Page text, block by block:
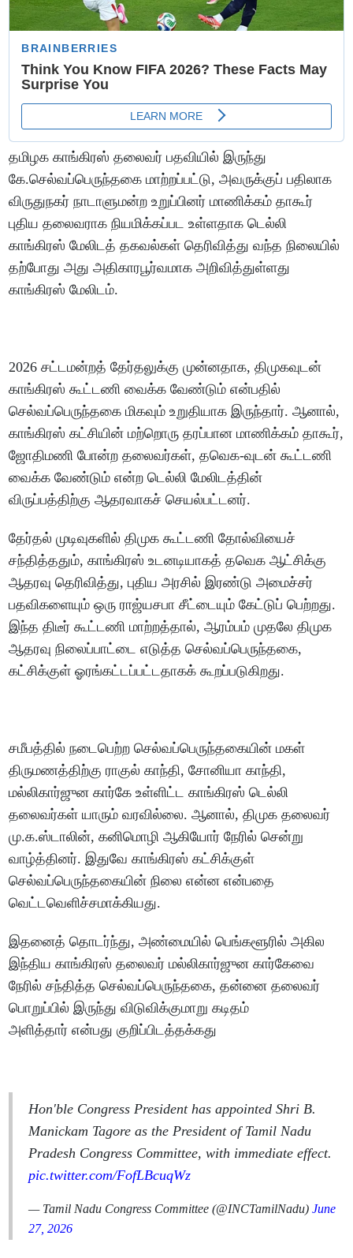
தமிழக காங்கிரஸ் தலைவர் பதவியில் இருந்து
கே.செல்வப்பெருந்தகை மாற்றப்பட்டு, அவருக்குப் பதிலாக
விருதுநகர் நாடாளுமன்ற உறுப்பினர் மாணிக்கம் தாகூர்
புதிய தலைவராக நியமிக்கப்பட உள்ளதாக டெல்லி
காங்கிரஸ் மேலிடத் தகவல்கள் தெரிவித்து வந்த நிலையில்
தற்போது அது அதிகாரபூர்வமாக அறிவித்துள்ளது
காங்கிரஸ் மேலிடம்.
2026 சட்டமன்றத் தேர்தலுக்கு முன்னதாக, திமுகவுடன்
காங்கிரஸ் கூட்டணி வைக்க வேண்டும் என்பதில்
செல்வப்பெருந்தகை மிகவும் உறுதியாக இருந்தார். ஆனால்,
காங்கிரஸ் கட்சியின் மற்றொரு தரப்பான மாணிக்கம் தாகூர்,
ஜோதிமணி போன்ற தலைவர்கள், தவெக-வுடன் கூட்டணி
வைக்க வேண்டும் என்ற டெல்லி மேலிடத்தின்
விருப்பத்திற்கு ஆதரவாகச் செயல்பட்டனர்.
தேர்தல் முடிவுகளில் திமுக கூட்டணி தோல்வியைச்
சந்தித்ததும், காங்கிரஸ் உடனடியாகத் தவெக ஆட்சிக்கு
ஆதரவு தெரிவித்து, புதிய அரசில் இரண்டு அமைச்சர்
பதவிகளையும் ஒரு ராஜ்யசபா சீட்டையும் கேட்டுப் பெற்றது.
இந்த திடீர் கூட்டணி மாற்றத்தால், ஆரம்பம் முதலே திமுக
ஆதரவு நிலைப்பாட்டை எடுத்த செல்வப்பெருந்தகை,
கட்சிக்குள் ஓரங்கட்டப்பட்டதாகக் கூறப்படுகிறது.
சமீபத்தில் நடைபெற்ற செல்வப்பெருந்தகையின் மகள்
திருமணத்திற்கு ராகுல் காந்தி, சோனியா காந்தி,
மல்லிகார்ஜுன கார்கே உள்ளிட்ட காங்கிரஸ் டெல்லி
தலைவர்கள் யாரும் வரவில்லை. ஆனால், திமுக தலைவர்
மு.க.ஸ்டாலின், கனிமொழி ஆகியோர் நேரில் சென்று
வாழ்த்தினர். இதுவே காங்கிரஸ் கட்சிக்குள்
செல்வப்பெருந்தகையின் நிலை என்ன என்பதை
வெட்டவெளிச்சமாக்கியது.
இதனைத் தொடர்ந்து, அண்மையில் பெங்களூரில் அகில
இந்திய காங்கிரஸ் தலைவர் மல்லிகார்ஜுன கார்கேவை
நேரில் சந்தித்த செல்வப்பெருந்தகை, தன்னை தலைவர்
பொறுப்பில் இருந்து விடுவிக்குமாறு கடிதம்
அளித்தார் என்பது குறிப்பிடத்தக்கது
Hon'ble Congress President has appointed Shri B.
Manickam Tagore as the President of Tamil Nadu
Pradesh Congress Committee, with immediate effect.
pic.twitter.com/FofLBcuqWz
— Tamil Nadu Congress Committee (@INCTamilNadu)June
27, 2026